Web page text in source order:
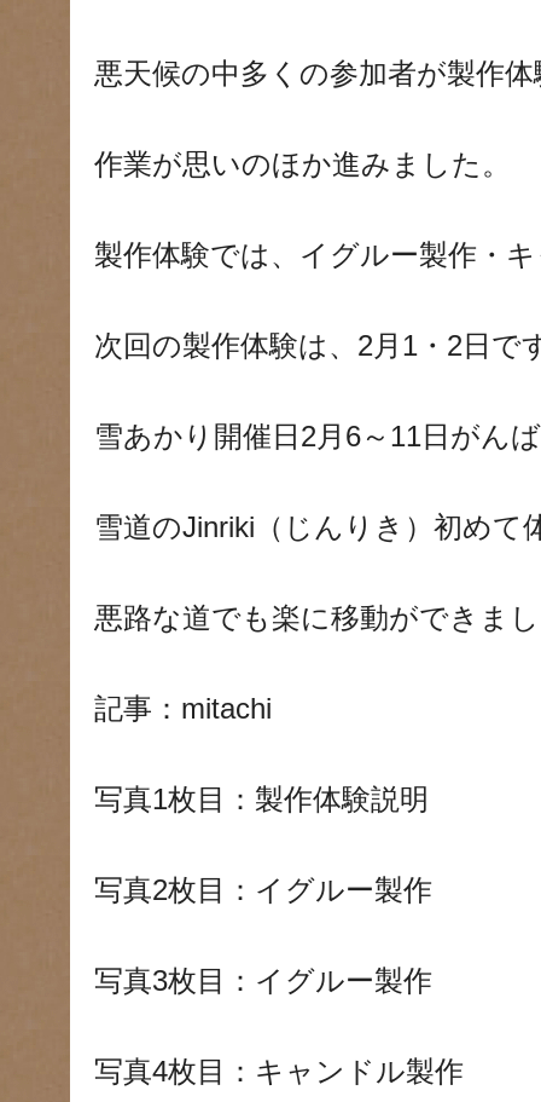
悪天候の中多くの参加者が製作
作業が思いのほか進みました。
製作体験では、イグルー製作・
次回の製作体験は、2月1・2日で
雪あかり開催日2月6～11日がん
雪道のJinriki（じんりき）初めて
悪路な道でも楽に移動ができま
記事：mitachi
写真1枚目：製作体験説明
写真2枚目：イグルー製作
写真3枚目：イグルー製作
写真4枚目：キャンドル製作